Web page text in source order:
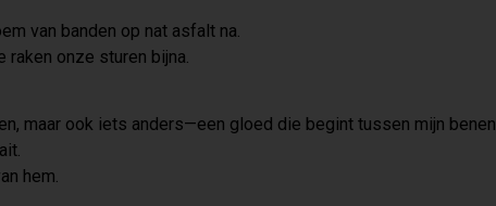
van banden op nat asfalt na.
onze sturen bijna.
maar ook iets anders—een gloed die begint tussen mijn benen
hem.